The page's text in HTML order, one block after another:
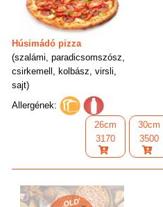
Húsimádó pizza
(szalámi, paradicsomszósz,
csirkemell, kolbász, virsli,
sajt)
Allergének:
26cm
3170
30cm
3500